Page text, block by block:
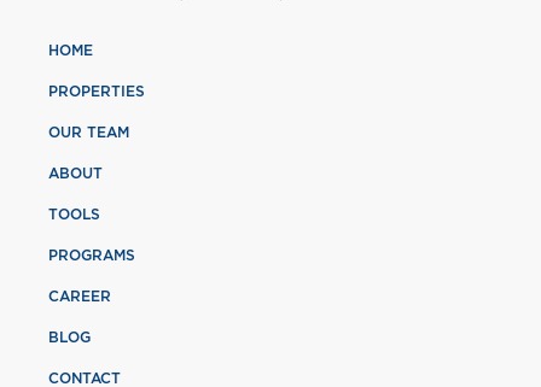
HOME
PROPERTIES
OUR TEAM
ABOUT
TOOLS
PROGRAMS
CAREER
BLOG
CONTACT